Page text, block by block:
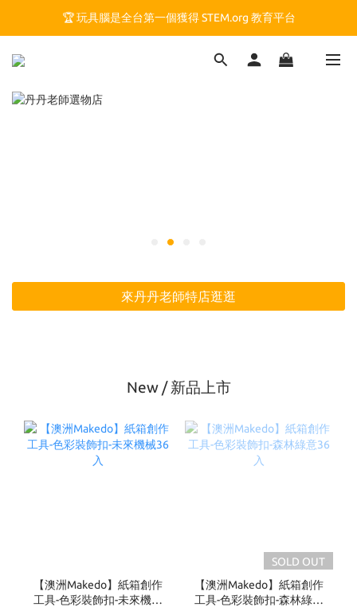
🏆 玩具腦是全台第一個獲得 STEM.org 教育平台
🏆 玩具腦是全台第一個獲得 STEM.org 教育平台
🍎 玩具腦最特別的 VIP 制度 👉
來丹丹老師特店逛逛
New / 新品上市
【澳洲Makedo】紙箱創作
工具-色彩裝飾扣-未來機械
SOLD OUT
【澳洲Makedo】紙箱創作
工具-色彩裝飾扣-森林綠意